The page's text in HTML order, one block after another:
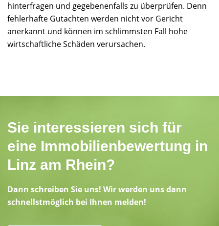
hinterfragen und gegebenenfalls zu überprüfen. Denn
fehlerhafte Gutachten werden nicht vor Gericht
anerkannt und können im schlimmsten Fall hohe
wirtschaftliche Schäden verursachen.
Sie interessieren sich für
eine Immobilienbewertung in
Linz am Rhein?
Dann schreiben Sie uns! Wir werden uns dann
schnellstmöglich bei Ihnen melden!